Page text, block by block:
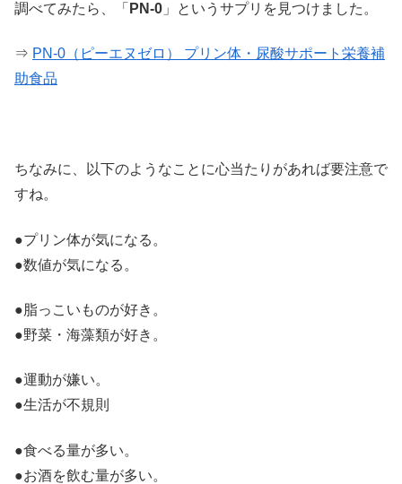
調べてみたら、「 PN-0 」というサプリを見つけました。
⇒ PN-0（ピーエヌゼロ） プリン体・尿酸サポート栄養補
助食品
ちなみに、以下のようなことに心当たりがあれば要注意で
すね。
●プリン体が気になる。
●数値が気になる。
●脂っこいものが好き。
●野菜・海藻類が好き。
●運動が嫌い。
●生活が不規則
●食べる量が多い。
●お酒を飲む量が多い。